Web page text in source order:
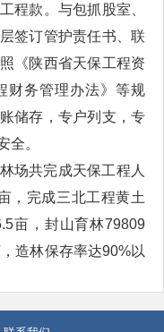
程款。与包抓股室、
签订管护责任书、联
《陕西省天保工程资
财务管理办法》等规
储存，专户列支，专
全。
场共完成天保工程人
，完成三北工程黄土
亩，封山育林79809
造林保存率达90%以